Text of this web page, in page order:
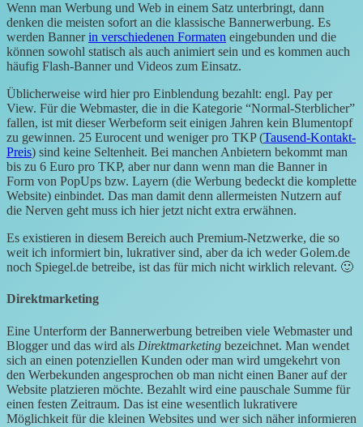
Wenn man Werbung und Web in einem Satz unterbringt, dann
denken die meisten sofort an die klassische Bannerwerbung. Es
werden Bannerin verschiedenen Formaten eingebunden und die
können sowohl statisch als auch animiert sein und es kommen auch
häufig Flash-Banner und Videos zum Einsatz.
Üblicherweise wird hier pro Einblendung bezahlt: engl. Pay per
View. Für die Webmaster, die in die Kategorie “Normal-Sterblicher”
fallen, ist mit dieser Werbeform seit einigen Jahren kein Blumentopf
zu gewinnen. 25 Eurocent und weniger pro TKP (Tausend-Kontakt-
Preis) sind keine Seltenheit. Bei manchen Anbietern bekommt man
bis zu 6 Euro pro TKP, aber nur dann wenn man die Banner in
Form von PopUps bzw. Layern (die Werbung bedeckt die komplette
Website) einbindet. Das man damit denn allermeisten Nutzern auf
die Nerven geht muss ich hier jetzt nicht extra erwähnen.
Es existieren in diesem Bereich auch Premium-Netzwerke, die so
weit ich informiert bin, lukrativer sind, aber da ich weder Golem.de
noch Spiegel.de betreibe, ist das für mich nicht wirklich relevant. 🙂
Direktmarketing
Eine Unterform der Bannerwerbung betreiben viele Webmaster und
Blogger und das wird als Direktmarketing bezeichnet. Man wendet
sich an einen potenziellen Kunden oder man wird umgekehrt von
den Werbekunden angesprochen ob man nicht einen Baner auf der
Website platzieren möchte. Bezahlt wird eine pauschale Summe für
einen festen Zeitraum. Das ist eine wesentlich lukrativere
Möglichkeit für die kleinen Websites und wer sich näher informieren